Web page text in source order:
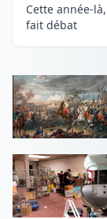
Cette année-
fait débat